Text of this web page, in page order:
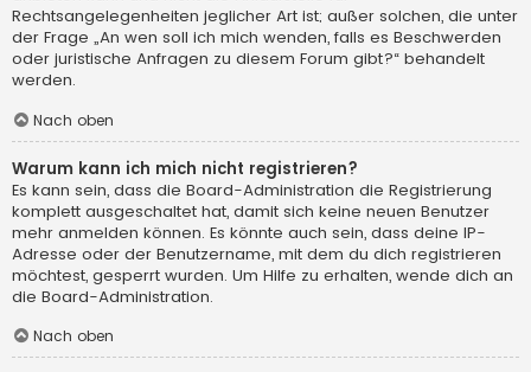
Rechtsangelegenheiten jeglicher Art ist; außer solchen, die unter
der Frage „An wen soll ich mich wenden, falls es Beschwerden
oder juristische Anfragen zu diesem Forum gibt?“ behandelt
werden.
Nach oben
Warum kann ich mich nicht registrieren?
Es kann sein, dass die Board-Administration die Registrierung
komplett ausgeschaltet hat, damit sich keine neuen Benutzer
mehr anmelden können. Es könnte auch sein, dass deine IP-
Adresse oder der Benutzername, mit dem du dich registrieren
möchtest, gesperrt wurden. Um Hilfe zu erhalten, wende dich an
die Board-Administration.
Nach oben